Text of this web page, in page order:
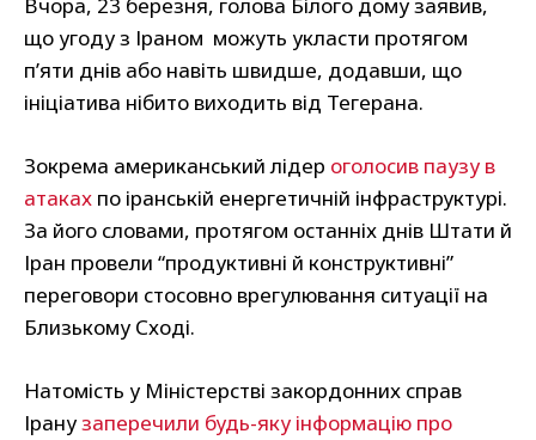
Вчора, 23 березня, голова Білого дому заявив,
що угоду з Іраном можуть укласти протягом
п’яти днів або навіть швидше, додавши, що
ініціатива нібито виходить від Тегерана.
Зокрема американський лідер оголосив паузу в
атаках по іранській енергетичній інфраструктурі.
За його словами, протягом останніх днів Штати й
Іран провели “продуктивні й конструктивні”
переговори стосовно врегулювання ситуації на
Близькому Сході.
Натомість у Міністерстві закордонних справ
Іранузаперечили будь-яку інформацію про